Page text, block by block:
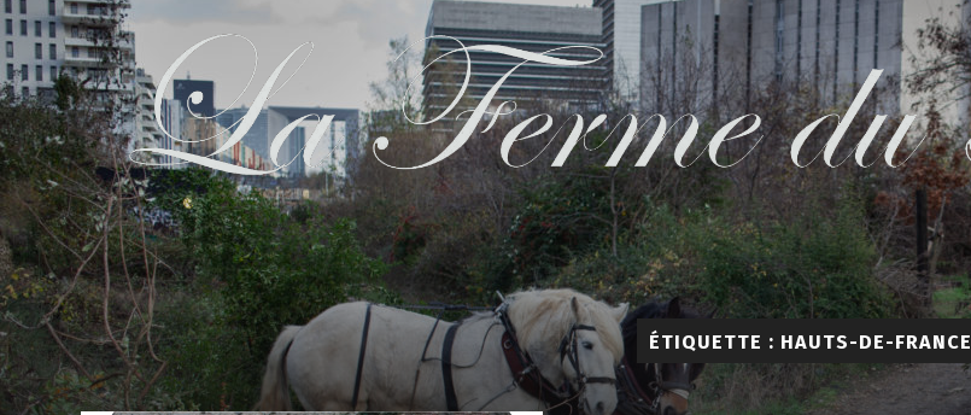
La
Ferme
du
Bonheur
ÉTIQUETTE : HAUTS-DE-FRANCE